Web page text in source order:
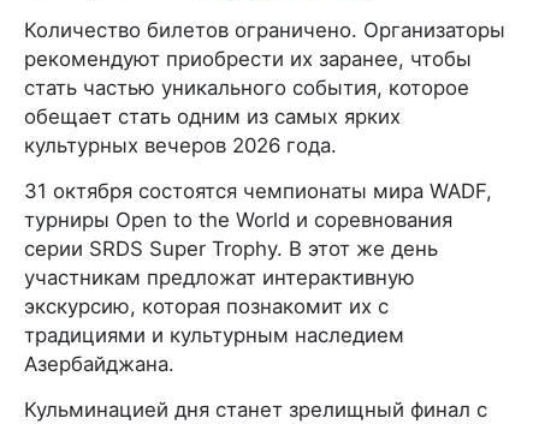
Количество билетов ограничено. Организаторы
рекомендуют приобрести их заранее, чтобы
стать частью уникального события, которое
обещает стать одним из самых ярких
культурных вечеров 2026 года.
31 октября состоятся чемпионаты мира WADF,
турниры Open to the World и соревнования
серии SRDS Super Trophy. В этот же день
участникам предложат интерактивную
экскурсию, которая познакомит их с
традициями и культурным наследием
Азербайджана.
Кульминацией дня станет зрелищный финал с